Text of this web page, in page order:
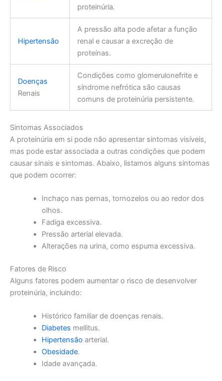
proteinúria.
Hipertensão
A pressão alta pode afetar a função
renal e causar a excreção de
proteínas.
Doenças
Renais
Condições como glomerulonefrite e
síndrome nefrótica são causas
comuns de proteinúria persistente.
Sintomas Associados
A proteinúria em si pode não apresentar sintomas visíveis,
mas pode estar associada a outras condições que podem
causar sinais e sintomas. Abaixo, listamos alguns sintomas
que podem ocorrer:
Inchaço nas pernas, tornozelos ou ao redor dos
olhos.
Fadiga excessiva.
Pressão arterial elevada.
Alterações na urina, como espuma excessiva.
Fatores de Risco
Alguns fatores podem aumentar o risco de desenvolver
proteinúria, incluindo:
Histórico familiar de doenças renais.
Diabetes mellitus.
Hipertensão arterial.
Obesidade.
Idade avançada.